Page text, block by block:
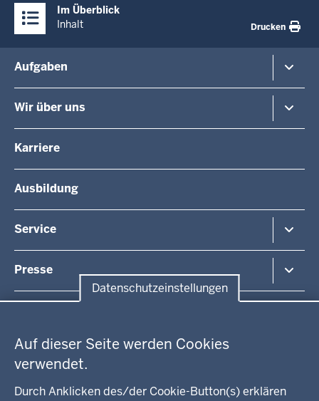
Datenschutzeinstellungen
Auf dieser Seite werden Cookies
verwendet.
Durch Anklicken des/der Cookie-Button(s) erklären
Inhalte
Im Überblick
Inhalt
Drucken
in
der
Fußzeile
Aufgaben
Gesundheit und Soziales
Umwelt und Naturschutz
Arbeitsschutz
Fördermittel
Wir über uns
Organisationsstruktur
Unsere Aufgaben
Integration
Karriere
Ausbildung
Service
Presse
Pressemitteilung suchen
WEITERE LINKS
Kreis Lippe